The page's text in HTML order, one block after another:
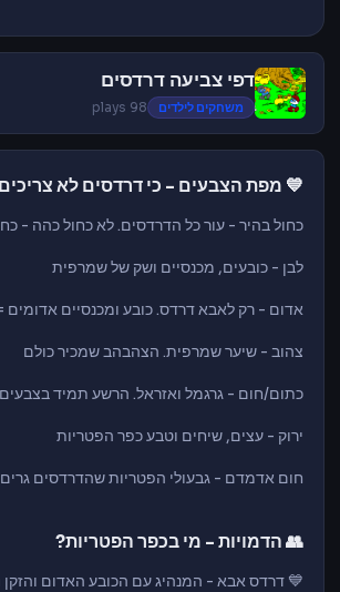
דפי צביעה דרדסים
משחקים לילדים 98 plays
💙 מפת הצבעים - כי דרדסים לא
כחול בהיר - עור כל הדרדסים. לא כחול כהה -
לבן - כובעים, מכנסיים ושק של שמרפית
אדום - רק לאבא דרדס. כובע ומכנסיים אדומים
צהוב - שיער שמרפית. הצהבהב שמכיר כולם
כתום/חום - גרגמל ואזראל. הרשע תמיד
ירוק - עצים, שיחים וטבע כפר הפטריות
חום אדמדם - גבעולי הפטריות שהדרדסים
👥 הדמויות - מי בכפר הפטריות?
💙 דרדס אבא - המנהיג עם הכובע האדום והזקן